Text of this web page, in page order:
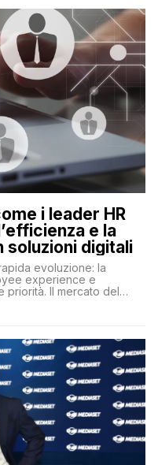
i leader HR
e la
soluzioni digitali
evoluzione: la
experience e
priorità. Il mercato del
con una lotta